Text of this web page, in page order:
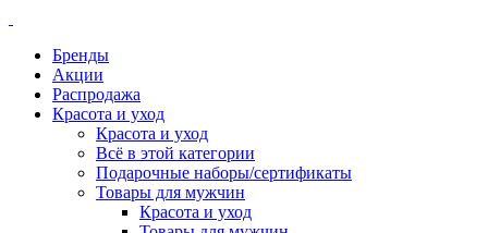
Бренды
Акции
Распродажа
Красота и уход
Красота и уход
Всё в этой категории
Подарочные наборы/сертификаты
Товары для мужчин
Красота и уход